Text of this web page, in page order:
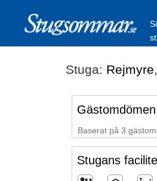
Stuga: Rejmyre,
Gästomdömen
Baserat på 3
Stugans